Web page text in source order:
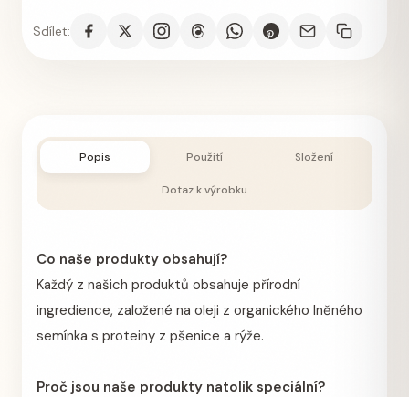
Sdílet:
Popis Použití Složení
Dotaz k výrobku
Co naše produkty obsahují?
Každý z našich produktů obsahuje přírodní
ingredience, založené na oleji z organického lněného
semínka s proteiny z pšenice a rýže.
Proč jsou naše produkty natolik speciální?